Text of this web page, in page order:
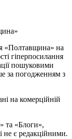
«Полтавщина» на
гіперпосилання
пошуковими
за погодженням з
на комерційній
та «Блоги»,
не є редакційними.